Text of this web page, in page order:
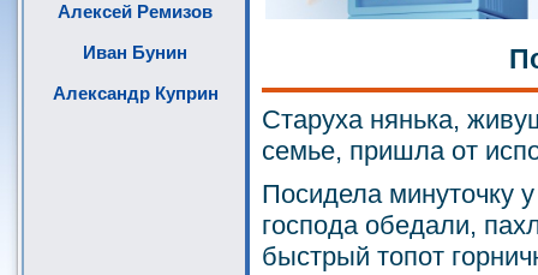
Алексей Ремизов
Иван Бунин
Александр Куприн
Старуха нянька,
семье, пришла от
Посидела минуточку
господа обедали,
быстрый топот